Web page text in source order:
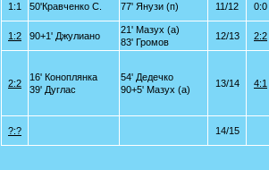
1:1 50'Кравченко С. 77' Янузи (п) 11/12 0:0
1:2 90+1' Джулиано
21' Мазух (а)
83' Громов
12/13 2:2
2:2
16' Коноплянка
39' Дуглас
54' Дедечко
90+5' Мазух (а)
13/14 4:1
?:? 14/15